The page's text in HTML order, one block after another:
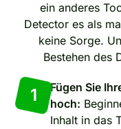
ein anderes
Detector es als
keine Sorge.
Bestehen des
1
Fügen Sie
hoch:
Inhalt in das